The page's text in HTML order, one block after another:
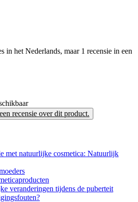
in het Nederlands, maar 1 recensie in een
recensie over dit product.
met natuurlijke cosmetica: Natuurlijk
veranderingen tijdens de puberteit